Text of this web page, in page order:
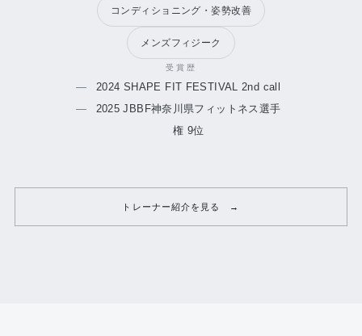
コンディショニング・姿勢改善
メンズフィジーク
受賞歴
2024 SHAPE FIT FESTIVAL 2nd call
2025 JBBF神奈川県フィットネス選手
権 9位
トレーナー紹介を見る